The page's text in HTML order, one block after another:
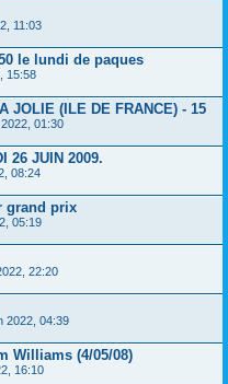
11:03
le lundi de paques
15:58
JOLIE (ILE DE FRANCE) - 15
2022, 01:30
26 JUIN 2009.
08:24
grand prix
05:19
22:20
2022, 04:39
Williams (4/05/08)
16:10